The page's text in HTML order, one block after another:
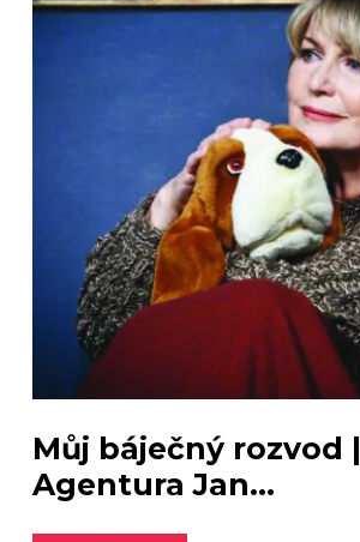
Můj báječný rozvod |
Agentura Jan...